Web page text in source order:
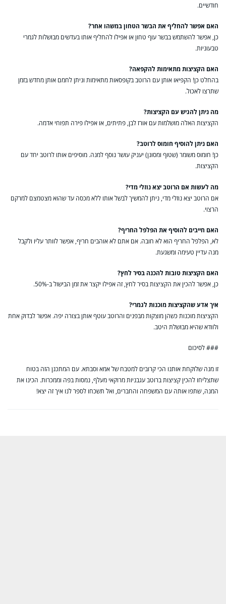
חודשיים.
האם אפשר להחליף את הבשר הטחון במשהו אחר?
כן, אפשר להשתמש בבשר עוף טחון או אפילו להחליף אותו בעדשים מבושלות לגמרי
טבעוניות.
האם הקציצות מתאימות להקפאה?
בהחלט כן! הקפיאו אותן עם הרוטב בקופסאות מתאימות וניתן לחמם אותן מחדש בזמן
שתרצו לאכול.
מה ניתן להגיש עם הקציצות?
הקציצות האלה מושלמות עם אורז לבן, פתיתים, או אפילו פירה תפוחי אדמה.
האם ניתן להוסיף חומוס לרוטב?
כן! חומוס משומר (שטוף ומסונן) יעניק עושר נוסף למנה. מוסיפים אותו לרוטב יחד עם
הקציצות.
מה לעשות אם הרוטב יצא נוזלי מדי?
אם הרוטב יצא נוזלי מדי, ניתן להמשיך לבשל אותו ללא מכסה עד שהוא מצטמצם למרקם
הרצוי.
האם חייבים להוסיף את הפלפל החריף?
לא, הפלפל החריף הוא לא חובה. אם אתם לא אוהבים חריף, אפשר לוותר עליו ולקבל
מנה עדיין טעימה ומשגעת.
האם הקציצות טובות להכנה בסיר לחץ?
כן, אפשר להכין את הקציצות בסיר לחץ, זה אפילו יקצר את זמן הבישול ב-50%.
איך אדע שהקציצות מוכנות לגמרי?
הקציצות מוכנות כשהן מוצקות מבפנים והרוטב עוטף אותן בצורה יפה. אפשר לבדוק אחת
ולוודא שהיא מבושלת היטב.
### לסיכום
זו מנה שלוקחת אותנו הכי קרובים למטבח של אמא וסבתא. עם המתכנן הזה בטוח
שתצליחו להכין קציצות ברוטב עגבניות מרוקאי מעלף, נמסות בפה וממכרות. הכינו את
המנה, שתפו אותה עם המשפחה והחברים, ואל תשכחו לספר לנו איך זה יצא!